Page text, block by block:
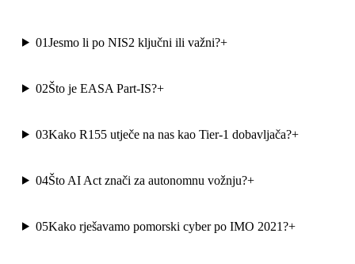
01Jesmo li po NIS2 ključni ili važni?+
02Što je EASA Part-IS?+
03Kako R155 utječe na nas kao Tier-1 dobavljača?+
04Što AI Act znači za autonomnu vožnju?+
05Kako rješavamo pomorski cyber po IMO 2021?+